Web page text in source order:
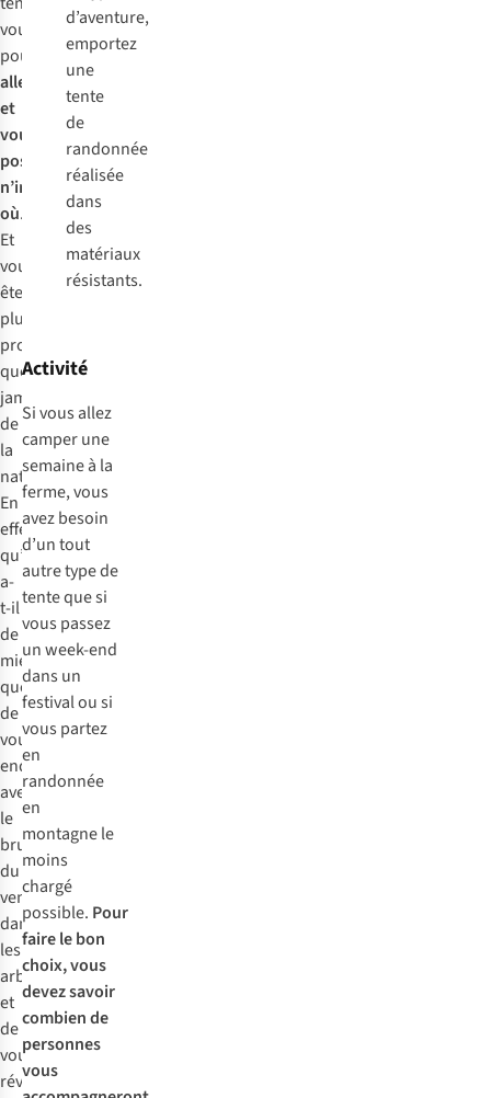
vous
pouvez
aller
et
vous
poser
n’importe
où.
Et
vous
êtes
plus
proche
que
jamais
de
la
nature.
En
effet,
qu’y
a-
t-il
de
mieux
que
de
vous
endormir
avec
le
bruissement
du
vent
dans
les
arbres
et
de
vous
réveiller
d’aventure,
emportez
une
tente
de
randonnée
réalisée
dans
des
matériaux
résistants.
Activité
Si vous allez
camper une
semaine à la
ferme, vous
avez besoin
d’un tout
autre type de
tente que si
vous passez
un week-end
dans un
festival ou si
vous partez
en
randonnée
en
montagne le
moins
chargé
possible. Pour
faire le bon
choix, vous
devez savoir
combien de
personnes
vous